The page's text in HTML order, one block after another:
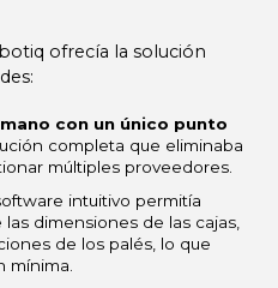
ofrecía la solución
con un único punto
completa que eliminaba
múltiples proveedores.
intuitivo permitía
dimensiones de las cajas,
de los palés, lo que
mínima.